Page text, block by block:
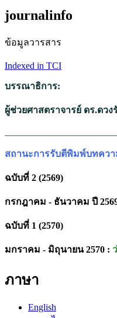
journalinfo
ข้อมูลวารสาร
Indexed in TCI
บรรณาธิการ:
ผู้ช่วยศาสตราจารย์ ดร.ดว
สถานะการรับตีพิมพ์บทควา
ฉบับที่ 2 (2569)
กรกฎาคม - ธันวาคม ปี
ฉบับที่ 1 (2570)
มกราคม - มิถุนายน 2570 :
ภาษา
English